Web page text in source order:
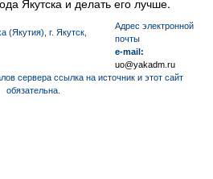
(Якутия), г. Якутск,
Aдрес электронной
почты
e-mail:
uo@yakadm.ru
сервера ссылка на источник и этот сайт
обязательна.